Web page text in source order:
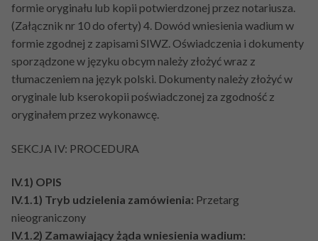
formie oryginału lub kopii potwierdzonej przez notariusza.
(Załącznik nr 10 do oferty) 4. Dowód wniesienia wadium w
formie zgodnej z zapisami SIWZ. Oświadczenia i dokumenty
sporządzone w języku obcym należy złożyć wraz z
tłumaczeniem na język polski. Dokumenty należy złożyć w
oryginale lub kserokopii poświadczonej za zgodność z
oryginałem przez wykonawcę.
SEKCJA IV: PROCEDURA
IV.1) OPIS
IV.1.1) Tryb udzielenia zamówienia: Przetarg
nieograniczony
IV.1.2) Zamawiający żąda wniesienia wadium: